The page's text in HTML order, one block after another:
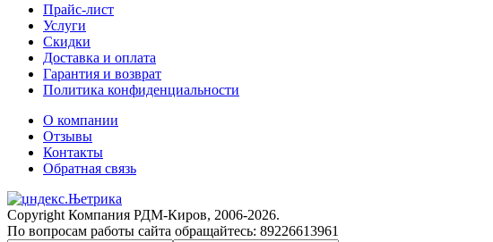
Прайс-лист
Услуги
Скидки
Доставка и оплата
Гарантия и возврат
Политика конфиденциальности
О компании
Отзывы
Контакты
Обратная связь
Copyright Компания РДМ-Киров, 2006-2026.
По вопросам работы сайта обращайтесь: 89226613961